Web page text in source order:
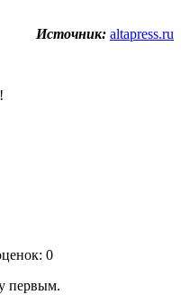
Источник: altapress.ru
0
первым.